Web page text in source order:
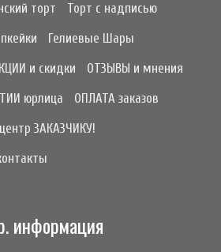
торт
Торт с надписью
Гелиевые Шары
и скидки
ОТЗЫВЫ и мнения
юрлица
ОПЛАТА заказов
ЗАКАЗЧИКУ!
информация